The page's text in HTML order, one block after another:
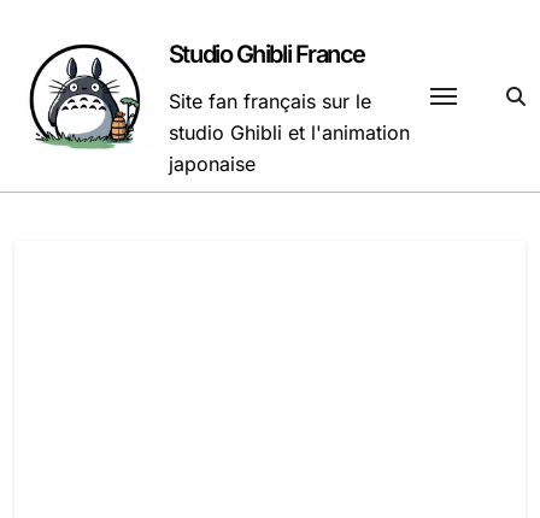
contenu
Studio Ghibli France
Site fan français sur le
studio Ghibli et l'animation
japonaise